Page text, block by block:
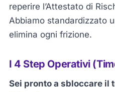
reperire l’Attestato di
Abbiamo standardizzato
elimina ogni frizione.
I 4 Step Operativi
Sei pronto a sbloccare il